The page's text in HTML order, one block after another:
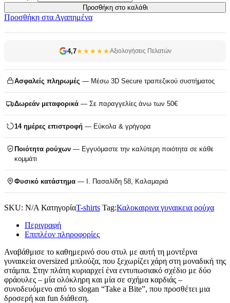
Προσθήκη στο καλάθι
Προσθήκη στα Αγαπημένα
4,7★★★★★Αξιολογήσεις Πελατών
Ασφαλείς πληρωμές — Μέσω 3D Secure τραπεζικού συστήματος
Δωρεάν μεταφορικά — Σε παραγγελίες άνω των 50€
14 ημέρες επιστροφή — Εύκολα & γρήγορα
Ποιότητα ρούχων — Εγγυόμαστε την καλύτερη ποιότητα σε κάθε
κομμάτι
Φυσικό κατάστημα — Ι. Πασαλίδη 58, Καλαμαριά
SKU: N/A ΚατηγορίαT-shirts Tag:Καλοκαιρινα γυναικεια ρούχα
Περιγραφή
Επιπλέον πληροφορίες
Αναβάθμισε το καθημερινό σου στυλ με αυτή τη μοντέρνα
γυναικεία oversized μπλούζα, που ξεχωρίζει χάρη στη μοναδική της
στάμπα. Στην πλάτη κυριαρχεί ένα εντυπωσιακό σχέδιο με δύο
φράουλες – μία ολόκληρη και μία σε σχήμα καρδιάς –
συνοδευόμενο από το slogan “Take a Bite”, που προσθέτει μια
δροσερή και fun διάθεση.